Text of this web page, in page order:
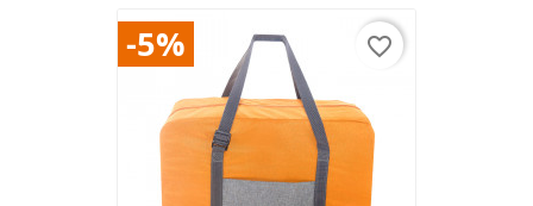
-5% favorite_border